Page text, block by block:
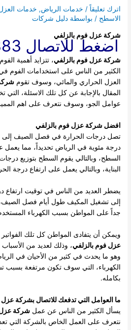
اترك تعليقاً / خدمات الرياض, خدمات
الاسطح / بواسطة دليل شركات
شركة عزل فوم بالزلفي
اضغط للاتصال 0534003883
شركة عزل فوم بالزلفي، تتزايد أهمية
الكثير من الناس على استخدامات الفوم في
العزل الحراري والمائي، وسوف تقوم
المقال بالإجابة عن كل تلك الاسئلة،
عوامل الجو، وسوف نتعرف على اهم
افضل شركة عزل فوم بالزلفي
درجة مئوية في الرياض تحديداً، مما يعمل
السطح، وبالتالي يقوم السطح بتوزيع
البناية، وبالتالي يعمل على ارتفاع درجة
يضطر العديد من الناس في توقيت ارتفاع
إلى تشغيل المكيف طول أيام فصل الصيف،
جداً على المواطن بسبب الكهرباء
ويمكن أن يتفادى المواطن كل تلك
عزل فوم بالزلفي، وذلك لعديد من
وهو ما يحدث في كثير من الأحيان في
الكهرباء، التي سوف تكون مرتفعة بسبب
بكامله.
ما العوامل التي تدفعك للاتصال بشركة عزل
يسأل الكثير من الناس عن عملشركة عزل
نتعرف على العمل الخاص بالشركة التي